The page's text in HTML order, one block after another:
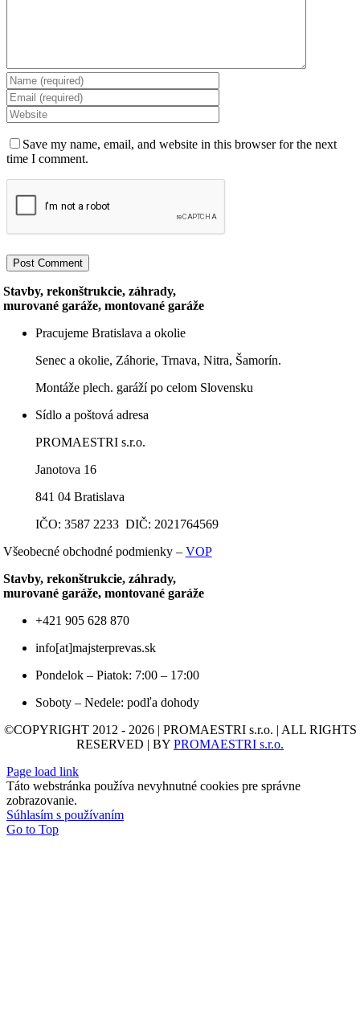
Save my name, email, and website in this browser for the next
time I comment.
Stavby, rekonštrukcie, záhrady,
murované garáže, montované garáže
Pracujeme Bratislava a okolie
Senec a okolie, Záhorie, Trnava, Nitra, Šamorín.
Montáže plech. garáží po celom Slovensku
Sídlo a poštová adresa
PROMAESTRI s.r.o.
Janotova 16
841 04 Bratislava
IČO: 3587 2233 DIČ: 2021764569
Všeobecné obchodné podmienky – VOP
Stavby, rekonštrukcie, záhrady,
murované garáže, montované garáže
+421 905 628 870
info[at]majsterprevas.sk
Pondelok – Piatok: 7:00 – 17:00
Soboty – Nedele: podľa dohody
©COPYRIGHT 2012 - 2026 | PROMAESTRI s.r.o. | ALL RIGHTS
RESERVED | BY PROMAESTRI s.r.o.
Page load link
Táto webstránka používa nevyhnutné cookies pre správne
zobrazovanie.
Súhlasím s používaním
Go to Top